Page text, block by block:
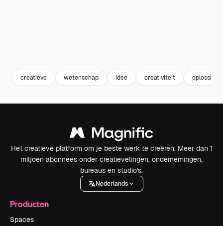
creatieve wetenschap idee creativiteit oplossing
Het creatieve platform om je beste werk te creëren. Meer dan 1
miljoen abonnees onder creatievelingen, ondernemingen,
bureaus en studio's.
Nederlands
Producten
Spaces